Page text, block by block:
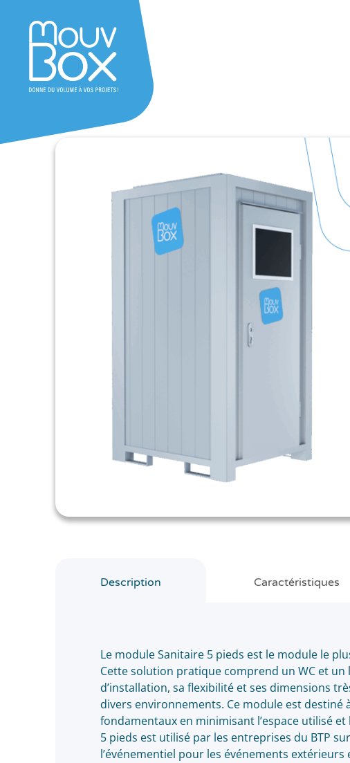
Description Caractéristiques
Le module Sanitaire 5 pieds est le module le
Cette solution pratique comprend un WC et un
d’installation, sa flexibilité et ses dimensions
divers environnements. Ce module est destiné
fondamentaux en minimisant l’espace utilisé
5 pieds est utilisé par les entreprises du BTP
l’événementiel pour les événements